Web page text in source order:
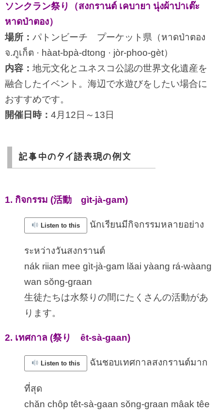
ソンクラン祭り（สงกรานต์ เคบายา นุ่งผ้าปาเต๊ะ
หาดป่าตอง）
場所： パトンビーチ プーケット県（หาดป่าตอง
จ.ภูเก็ต · hàat-bpà-dtong · jòr-phoo-gèt）
内容： 地元文化とユネスコ公認の世界文化遺産を
融合したイベント。海辺で水遊びをしたい場合に
おすすめです。
開催日時： 4月12日～13日
記事中のタイ語表現の例文
1. กิจกรรม (活動 gìt-jà-gam)
Listen to this นักเรียนมีกิจกรรมหลายอย่าง
ระหว่างวันสงกรานต์
nák riian mee gìt-jà-gam lăai yàang rá-wàang
wan sŏng-graan
生徒たちは水祭りの間にたくさんの活動があ
ります。
2. เทศกาล (祭り êt-sà-gaan)
Listen to this ฉันชอบเทศกาลสงกรานต์มาก
ที่สุด
chăn chôp têt-sà-gaan sŏng-graan mâak têe